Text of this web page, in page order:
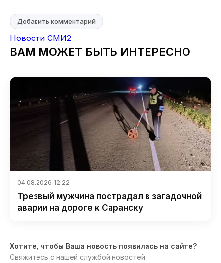
Добавить комментарий
Новости СМИ2
ВАМ МОЖЕТ БЫТЬ ИНТЕРЕСНО
04.08.2026 12:22
Трезвый мужчина пострадал в загадочной
аварии на дороге к Саранску
Хотите, чтобы Ваша новость появилась на сайте?
Свяжитесь с нашей службой новостей